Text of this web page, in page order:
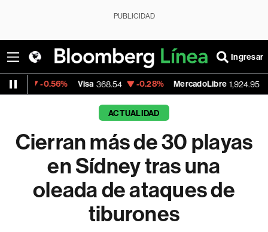
PUBLICIDAD
Ingresar
Visa 368.54 -0.28% MercadoLibre 1,924.95 +1.85%
ACTUALIDAD
Cierran más de 30 playas
en Sídney tras una
oleada de ataques de
tiburones